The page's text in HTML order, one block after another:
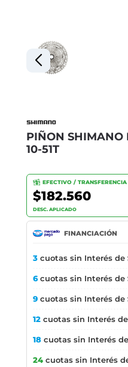
PIÑON SHIMANO
10-51T
EFECTIVO / TRANSFERENCIA
$182.560
DESC. APLICADO
FINANCIACIÓN
3 cuotas sin Interés de
6cuotas sin Interés de
9 cuotas sin Interés de
12 cuotas sin Interés de
18 cuotas sin Interés de
24 cuotas sin Interés